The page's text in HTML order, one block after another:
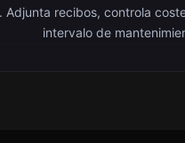
Adjunta recibos, controla
intervalo de